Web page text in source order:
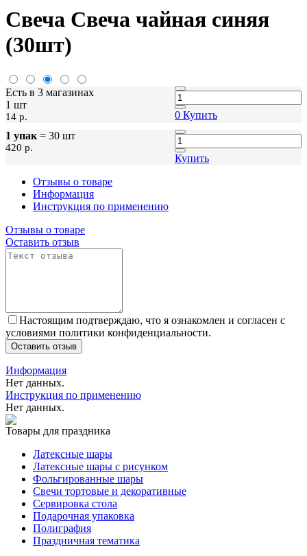
Свеча Свеча чайная синяя
(30шт)
Есть в 3 магазинах
1 шт
14 p. 0 Купить
1 упак = 30 шт
420 p.
Купить
Отзывы о товаре
Информация
Инструкция по применению
Отзывы о товаре
Оставить отзыв
Настоящим подтверждаю, что я ознакомлен и согласен с
условиями политики конфиденциальности.
Оставить отзыв
Информация
Нет данных.
Инструкция по применению
Нет данных.
Товары для праздника
Латексные шары
Латексные шары с рисунком
Фольгированные шары
Свечи тортовые и декоративные
Сервировка стола
Подарочная упаковка
Полиграфия
Праздничная тематика